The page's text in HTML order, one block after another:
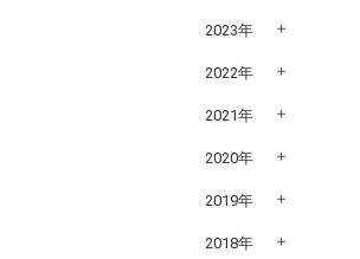
2023年
2022年
2021年
2020年
2019年
2018年